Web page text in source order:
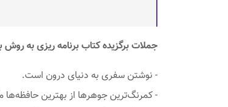
جملات برگزیده کتاب برنامه ریزی به روش
- نوشتن سفری به دنیای درون است.
- کمرنگ‌ترین جوهرها از بهترین حافظه‌ها